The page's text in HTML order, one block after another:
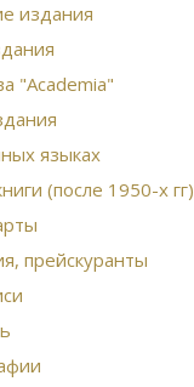
издания
"Academia"
языках
(после 1950-х гг)
прейскуранты